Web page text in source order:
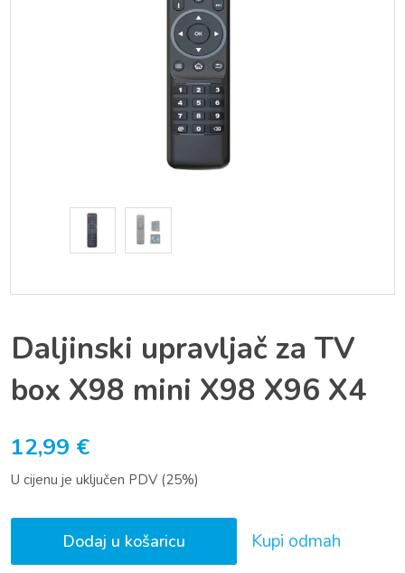
Daljinski upravljač za TV
box X98 mini X98 X96 X4
12,99 €
U cijenu je uključen PDV (25%)
Dodaj u košaricu Kupi odmah